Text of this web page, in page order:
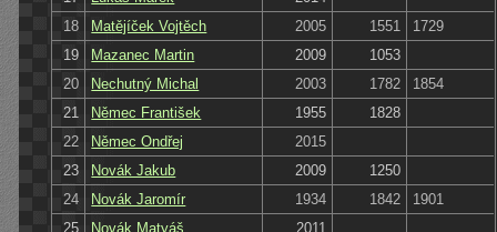
18
Matějíček Vojtěch 2005 1551
1729
19
Mazanec Martin 2009
1053
20
Nechutný Michal 2003 1782
1854
21
Němec František 1955
1828
22
Němec Ondřej
2015
23
Novák Jakub 2009
1250
24
Novák Jaromír 1934 1842
1901
25
Novák Matyáš 2011